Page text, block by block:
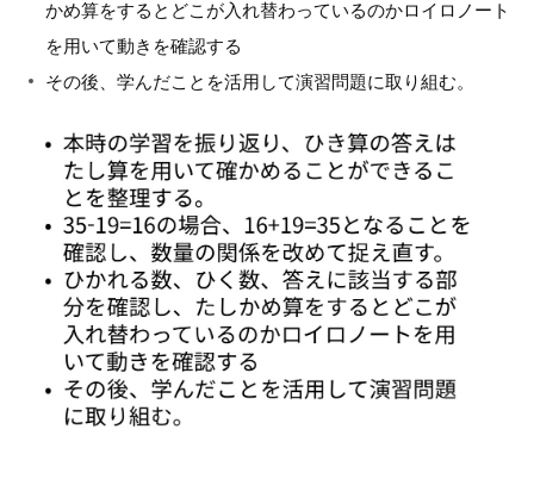
かめ算をするとどこが入れ替わっているのかロイロノート
を用いて動きを確認する
その後、学んだことを活用して演習問題に取り組む。